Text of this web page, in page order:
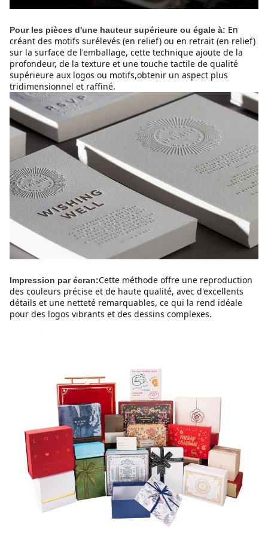
Pour les pièces d'une hauteur supérieure ou égale à: En
créant des motifs surélevés (en relief) ou en retrait (en relief)
sur la surface de l'emballage, cette technique ajoute de la
profondeur, de la texture et une touche tactile de qualité
supérieure aux logos ou motifs,obtenir un aspect plus
tridimensionnel et raffiné.
Impression par écran:Cette méthode offre une reproduction
des couleurs précise et de haute qualité, avec d'excellents
détails et une netteté remarquables, ce qui la rend idéale
pour des logos vibrants et des dessins complexes.